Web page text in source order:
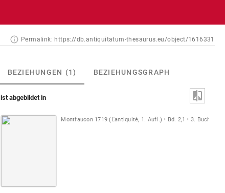
Permalink: https://db.antiquitatum-thesaurus.eu/object/1616331
BEZIEHUNGEN (1) BEZIEHUNGSGRAPH
ist abgebildet in
Montfaucon 1719 (L'antiquité, 1. Aufl.) Bd. 2,1 3. Buch